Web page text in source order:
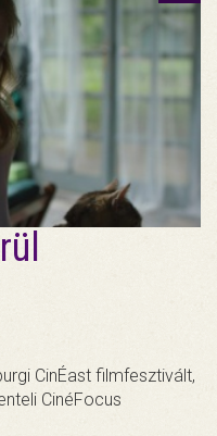
CinÉast filmfesztivált,
CinéFocus